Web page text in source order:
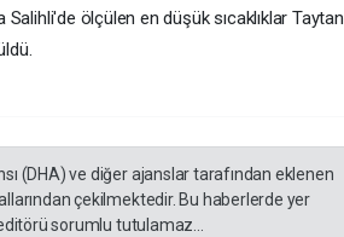
ölçülen en düşük sıcaklıklar Taytan
(DHA) ve diğer ajanslar tarafından eklenen
çekilmektedir. Bu haberlerde yer
sorumlu tutulamaz...